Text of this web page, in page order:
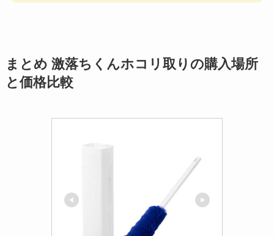
まとめ 激落ちくんホコリ取りの購入場所
と価格比較